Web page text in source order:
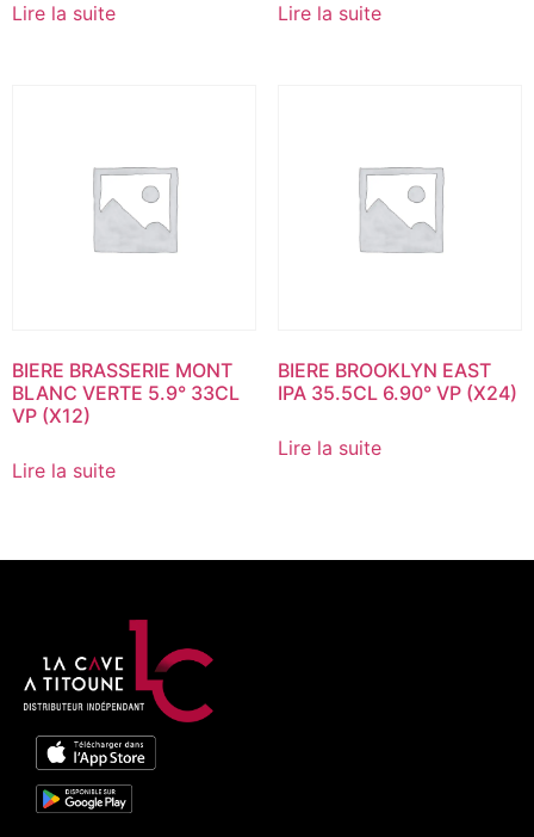
Lire la suite Lire la suite
BIERE BRASSERIE MONT
BLANC VERTE 5.9° 33CL
VP (X12)
Lire la suite
BIERE BROOKLYN EAST
IPA 35.5CL 6.90° VP (X24)
Lire la suite